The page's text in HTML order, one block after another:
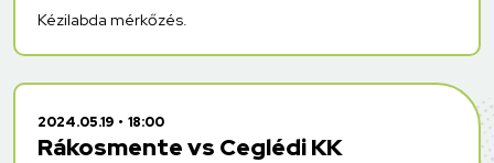
Kézilabda mérkőzés.
2024.05.19 18:00
Rákosmente vs Ceglédi KK